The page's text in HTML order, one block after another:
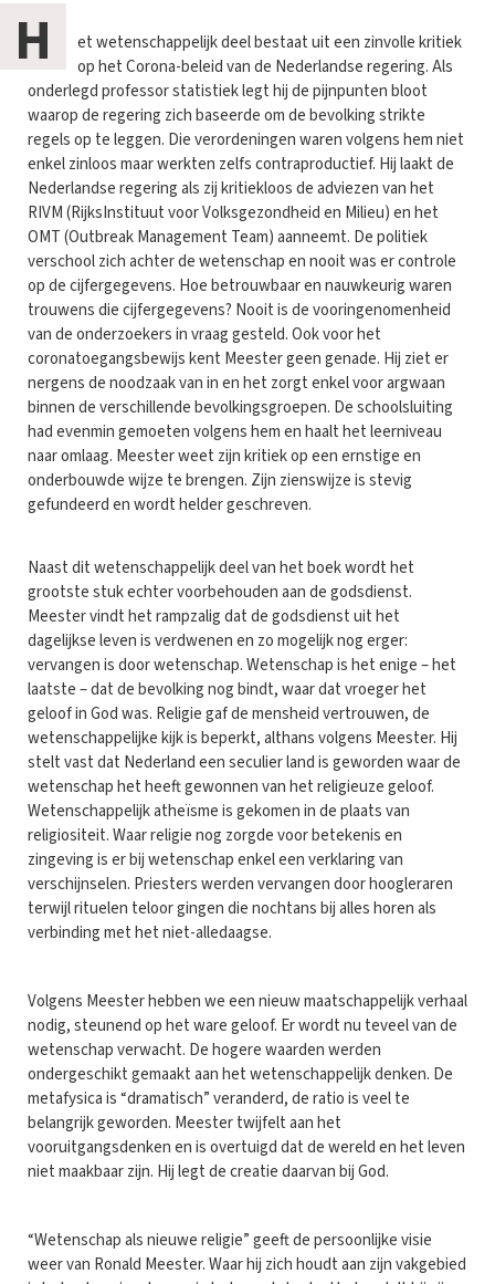
H
et wetenschappelijk deel bestaat uit een zinvolle kritiek
op het Corona-beleid van de Nederlandse regering. Als
onderlegd professor statistiek legt hij de pijnpunten bloot
waarop de regering zich baseerde om de bevolking strikte
regels op te leggen. Die verordeningen waren volgens hem niet
enkel zinloos maar werkten zelfs contraproductief. Hij laakt de
Nederlandse regering als zij kritiekloos de adviezen van het
RIVM (RijksInstituut voor Volksgezondheid en Milieu) en het
OMT (Outbreak Management Team) aanneemt. De politiek
verschool zich achter de wetenschap en nooit was er controle
op de cijfergegevens. Hoe betrouwbaar en nauwkeurig waren
trouwens die cijfergegevens? Nooit is de vooringenomenheid
van de onderzoekers in vraag gesteld. Ook voor het
coronatoegangsbewijs kent Meester geen genade. Hij ziet er
nergens de noodzaak van in en het zorgt enkel voor argwaan
binnen de verschillende bevolkingsgroepen. De schoolsluiting
had evenmin gemoeten volgens hem en haalt het leerniveau
naar omlaag. Meester weet zijn kritiek op een ernstige en
onderbouwde wijze te brengen. Zijn zienswijze is stevig
gefundeerd en wordt helder geschreven.
Naast dit wetenschappelijk deel van het boek wordt het
grootste stuk echter voorbehouden aan de godsdienst.
Meester vindt het rampzalig dat de godsdienst uit het
dagelijkse leven is verdwenen en zo mogelijk nog erger:
vervangen is door wetenschap. Wetenschap is het enige – het
laatste – dat de bevolking nog bindt, waar dat vroeger het
geloof in God was. Religie gaf de mensheid vertrouwen, de
wetenschappelijke kijk is beperkt, althans volgens Meester. Hij
stelt vast dat Nederland een seculier land is geworden waar de
wetenschap het heeft gewonnen van het religieuze geloof.
Wetenschappelijk atheïsme is gekomen in de plaats van
religiositeit. Waar religie nog zorgde voor betekenis en
zingeving is er bij wetenschap enkel een verklaring van
verschijnselen. Priesters werden vervangen door hoogleraren
terwijl rituelen teloor gingen die nochtans bij alles horen als
verbinding met het niet-alledaagse.
Volgens Meester hebben we een nieuw maatschappelijk verhaal
nodig, steunend op het ware geloof. Er wordt nu teveel van de
wetenschap verwacht. De hogere waarden werden
ondergeschikt gemaakt aan het wetenschappelijk denken. De
metafysica is “dramatisch” veranderd, de ratio is veel te
belangrijk geworden. Meester twijfelt aan het
vooruitgangsdenken en is overtuigd dat de wereld en het leven
niet maakbaar zijn. Hij legt de creatie daarvan bij God.
“Wetenschap als nieuwe religie” geeft de persoonlijke visie
weer van Ronald Meester. Waar hij zich houdt aan zijn vakgebied